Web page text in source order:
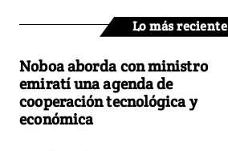
Lo más reciente
Noboa aborda con ministro
emiratí una agenda de
cooperación tecnológica y
económica